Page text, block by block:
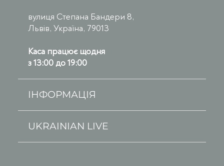
вулиця Степана Бандери 8,
Львів, Україна, 79013
Каса працює щодня
з 13:00 до 19:00
ІНФОРМАЦІЯ
UKRAINIAN LIVE